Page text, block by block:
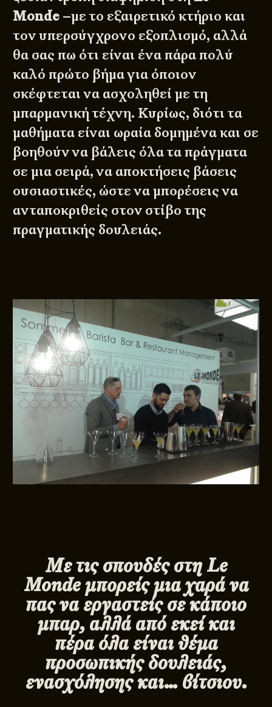
Monde –με το εξαιρετικό κτήριο και
τον υπερσύγχρονο εξοπλισμό, αλλά
θα σας πω ότι είναι ένα πάρα πολύ
καλό πρώτο βήμα για όποιον
σκέφτεται να ασχοληθεί με τη
μπαρμανική τέχνη. Κυρίως, διότι τα
μαθήματα είναι ωραία δομημένα και σε
βοηθούν να βάλεις όλα τα πράγματα
σε μια σειρά, να αποκτήσεις βάσεις
ουσιαστικές, ώστε να μπορέσεις να
ανταποκριθείς στον στίβο της
πραγματικής δουλειάς.
Με τις σπουδές στηLe
Monde μπορείς μια χαρά να
πας να εργαστείς σε κάποιο
μπαρ, αλλά από εκεί και
πέρα όλα είναι θέμα
προσωπικής δουλειάς,
ενασχόλησης και… βίτσιου.